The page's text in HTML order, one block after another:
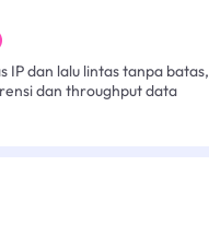
dan lalu lintas tanpa batas,
dan throughput data